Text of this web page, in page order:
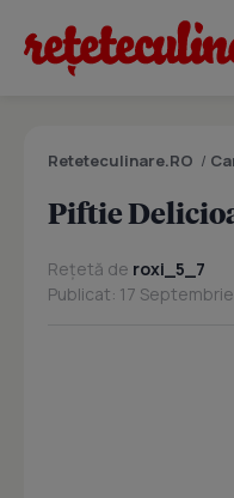
Reteteculinare.RO /
Piftie
Rețetă de roxi_5_7
Publicat: 17